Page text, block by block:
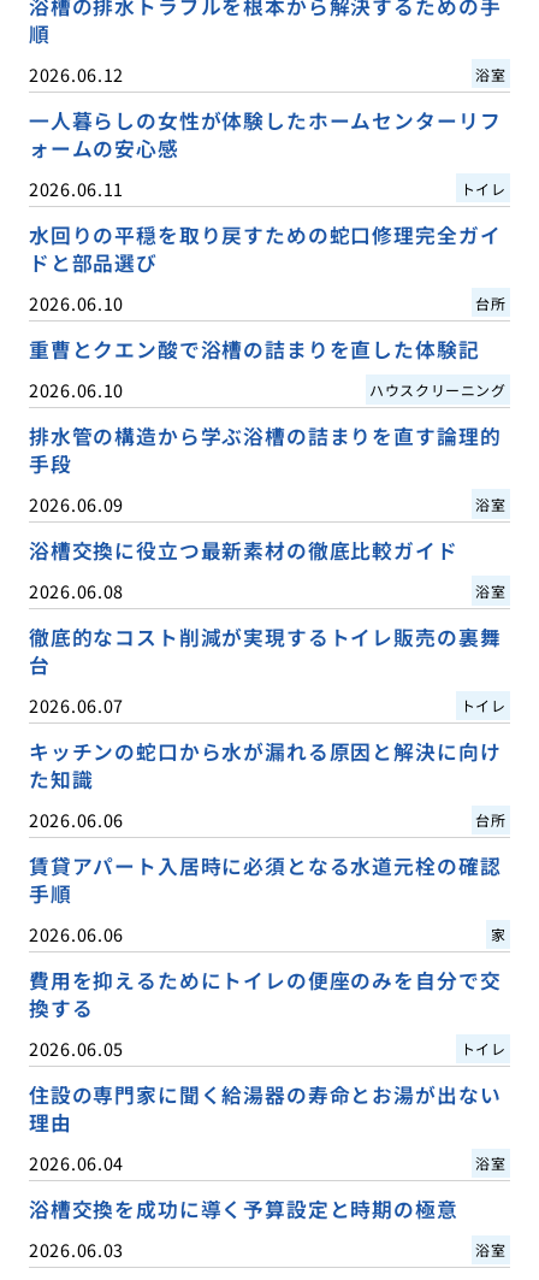
順
2026.06.12 浴室
一人暮らしの女性が体験したホームセンターリフ
ォームの安心感
2026.06.11 トイレ
水回りの平穏を取り戻すための蛇口修理完全ガイ
ドと部品選び
2026.06.10 台所
重曹とクエン酸で浴槽の詰まりを直した体験記
2026.06.10 ハウスクリーニング
排水管の構造から学ぶ浴槽の詰まりを直す論理的
手段
2026.06.09 浴室
浴槽交換に役立つ最新素材の徹底比較ガイド
2026.06.08 浴室
徹底的なコスト削減が実現するトイレ販売の裏舞
台
2026.06.07 トイレ
キッチンの蛇口から水が漏れる原因と解決に向け
た知識
2026.06.06 台所
賃貸アパート入居時に必須となる水道元栓の確認
手順
2026.06.06 家
費用を抑えるためにトイレの便座のみを自分で交
換する
2026.06.05 トイレ
住設の専門家に聞く給湯器の寿命とお湯が出ない
理由
2026.06.04 浴室
浴槽交換を成功に導く予算設定と時期の極意
2026.06.03 浴室